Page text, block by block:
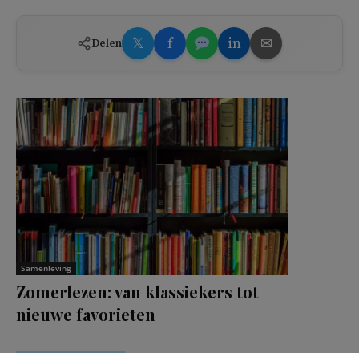
Delen 𝕏 f in ✉
Samenleving
Zomerlezen: van klassiekers tot
nieuwe favorieten